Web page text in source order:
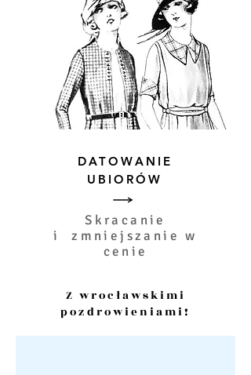
DATOWANIE
UBIORÓW
Skracanie
i zmniejszanie w
cenie
Z wrocławskimi
pozdrowieniami!